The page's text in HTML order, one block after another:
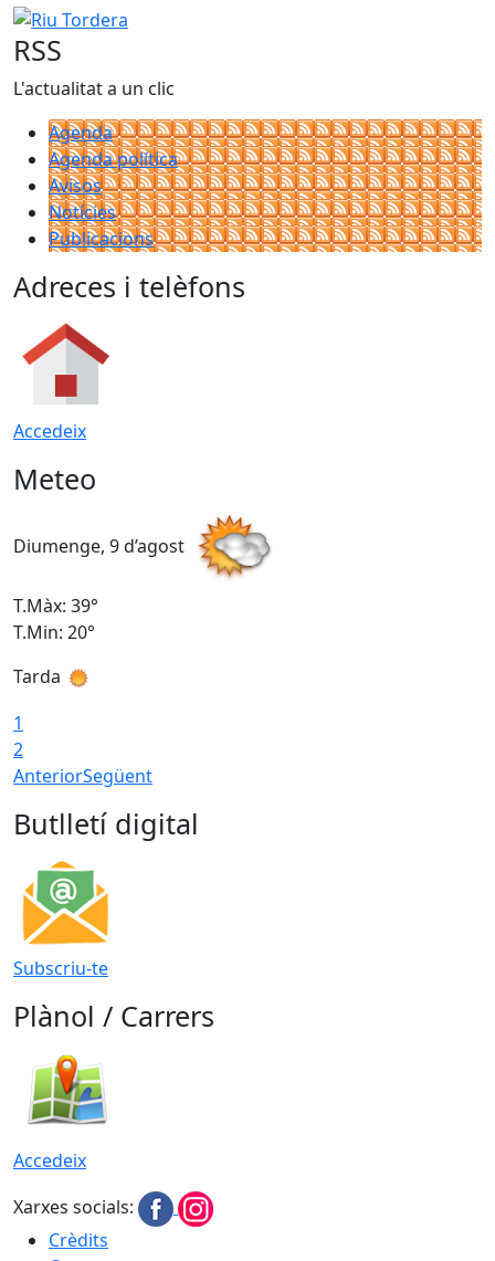
Riu Tordera
RSS
L'actualitat a un clic
Agenda
Agenda política
Avisos
Notícies
Publicacions
Adreces i telèfons
Accedeix
Meteo
Diumenge, 9 d’agost
T.Màx: 39°
T.Min: 20°
Tarda
1
2
AnteriorSegüent
Butlletí digital
Subscriu-te
Plànol / Carrers
Accedeix
Xarxes socials:
Crèdits